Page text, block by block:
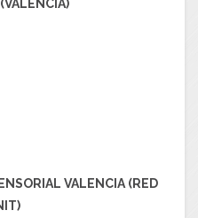
VALENCIA (RED